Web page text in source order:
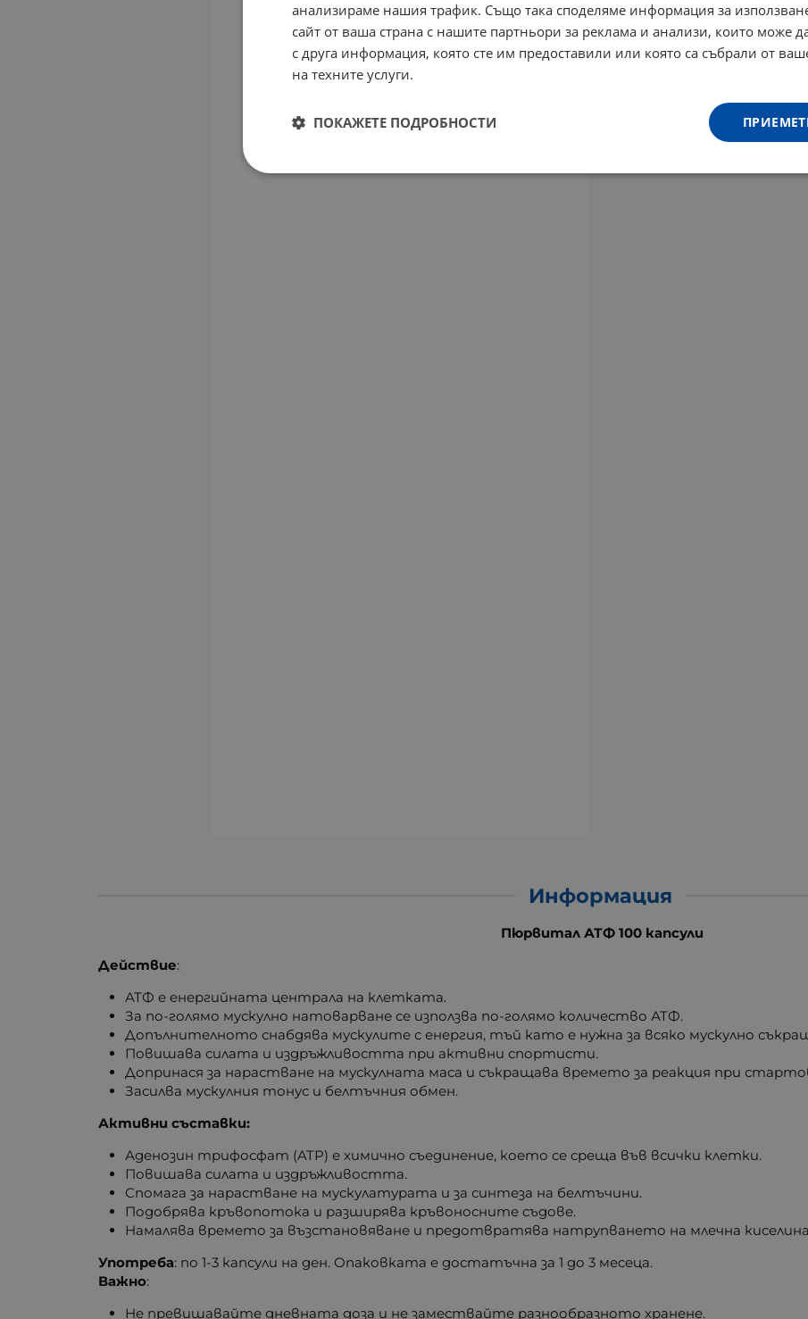
Информация
Пюрвитал АТФ 100 капсули
Действие:
АТФ е енергийната централа на клетката.
За по-голямо мускулно натоварване се използва по-голямо количество АТФ.
Допълнителното снабдява мускулите с енергия, тъй като е нужна за всяко мускулно
Повишава силата и издръжливостта при активни спортисти.
Допринася за нарастване на мускулната маса и съкращава времето за реакция при
Засилва мускулния тонус и белтъчния обмен.
Активни съставки:
Аденозин трифосфат (ATP) е химично съединение, което се среща във всички клетки.
Повишава силата и издръжливостта.
Спомага за нарастване на мускулатурата и за синтеза на белтъчини.
Подобрява кръвопотока и разширява кръвоносните съдове.
Намалява времето за възстановяване и предотвратява натрупването на млечна
Употреба: по 1-3 капсули на ден. Опаковката е достатъчна за 1 до 3 месеца.
Важно:
Не превишавайте дневната доза и не замествайте разнообразното хранене.
анализираме нашия трафик. Също така споделяме информация за
сайт от ваша страна с нашите партньори за реклама и анализи, които може
с друга информация, която сте им предоставили или която са събрали от
на техните услуги.
ПОКАЖЕТЕ ПОДРОБНОСТИ